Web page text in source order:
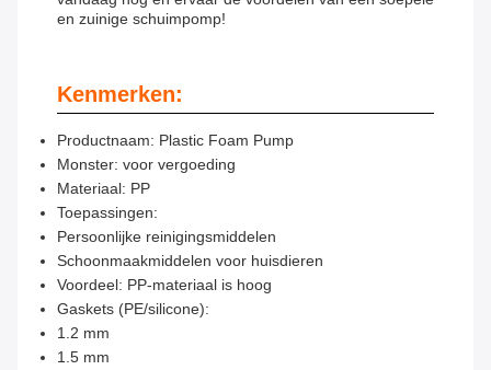
en zuinige schuimpomp!
Kenmerken:
Productnaam: Plastic Foam Pump
Monster: voor vergoeding
Materiaal: PP
Toepassingen:
Persoonlijke reinigingsmiddelen
Schoonmaakmiddelen voor huisdieren
Voordeel: PP-materiaal is hoog
Gaskets (PE/silicone):
1.2 mm
1.5 mm